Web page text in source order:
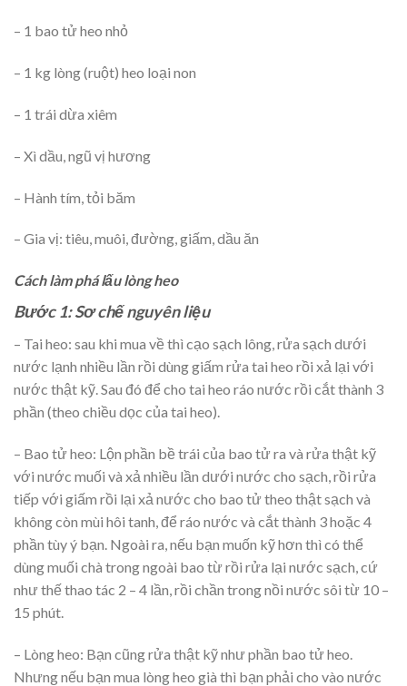
– 1 bao tử heo nhỏ
– 1 kg lòng (ruột) heo loại non
– 1 trái dừa xiêm
– Xì dầu, ngũ vị hương
– Hành tím, tỏi băm
– Gia vị: tiêu, muôi, đường, giấm, dầu ăn
Cách làm phá lấu lòng heo
Bước 1: Sơ chế nguyên liệu
– Tai heo: sau khi mua về thì cạo sạch lông, rửa sạch dưới
nước lạnh nhiều lần rồi dùng giấm rửa tai heo rồi xả lại với
nước thật kỹ. Sau đó để cho tai heo ráo nước rồi cắt thành 3
phần (theo chiều dọc của tai heo).
– Bao tử heo: Lộn phần bề trái của bao tử ra và rửa thật kỹ
với nước muối và xả nhiều lần dưới nước cho sạch, rồi rửa
tiếp với giấm rồi lại xả nước cho bao tử theo thật sạch và
không còn mùi hôi tanh, để ráo nước và cắt thành 3 hoặc 4
phần tùy ý bạn. Ngoài ra, nếu bạn muốn kỹ hơn thì có thể
dùng muối chà trong ngoài bao từ rồi rửa lại nước sạch, cứ
như thế thao tác 2 – 4 lần, rồi chần trong nồi nước sôi từ 10 –
15 phút.
– Lòng heo: Bạn cũng rửa thật kỹ như phần bao tử heo.
Nhưng nếu bạn mua lòng heo già thì bạn phải cho vào nước